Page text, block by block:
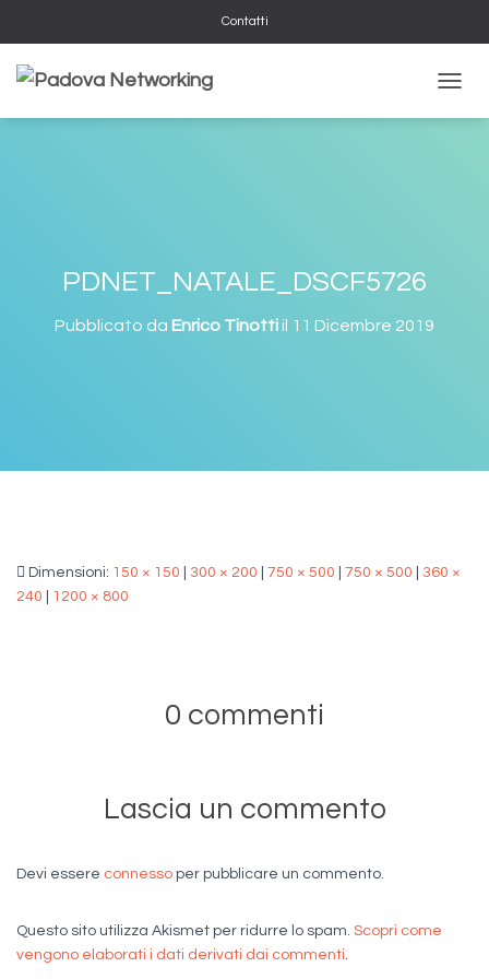
Contatti
PDNET_NATALE_DSCF5726
Pubblicato da Enrico Tinottiil 11 Dicembre 2019
Dimensioni: 150 × 150 300 × 200 750 × 500 750 × 500
360 ×
240
1200 × 800
0 commenti
Lascia un commento
Devi essere connesso per pubblicare un commento.
Questo sito utilizza Akismet per ridurre lo spam. Scopri come
vengono elaborati i dati derivati dai commenti.